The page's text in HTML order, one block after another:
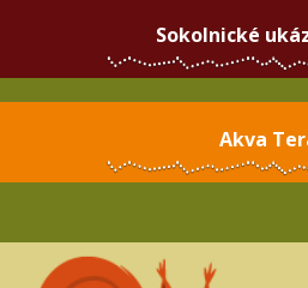
Sokolnické
Akva